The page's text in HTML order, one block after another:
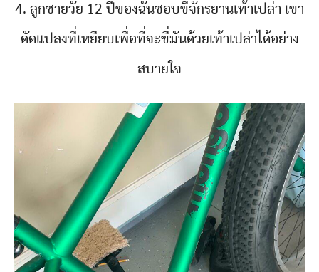
4. ลูกชายวัย 12 ปีของฉันชอบขี่จักรยานเท้าเปล่า เขา
ดัดแปลงที่เหยียบเพื่อที่จะขี่มันด้วยเท้าเปล่าได้อย่าง
สบายใจ